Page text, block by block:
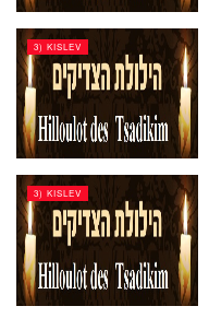
3) KISLEV
3) KISLEV